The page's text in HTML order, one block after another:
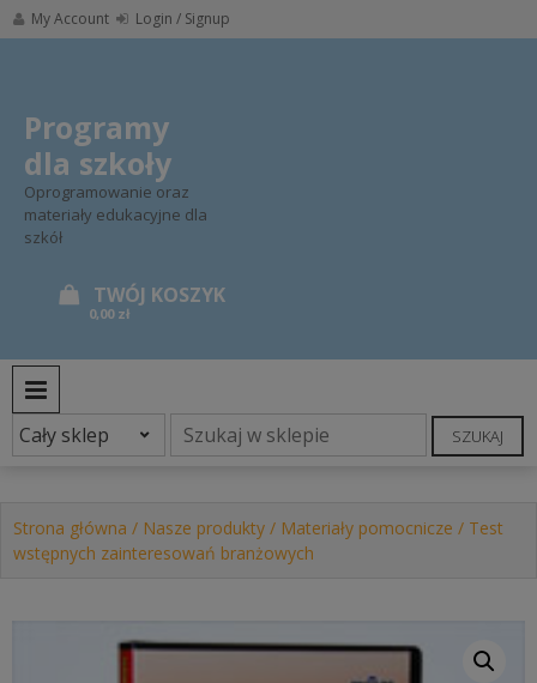
Skip
to
My Account Login / Signup
Programy
dla szkoły
Oprogramowanie oraz
materiały edukacyjne dla
szkół
0,00 zł
SZUKAJ
Strona główna / Nasze produkty / Materiały pomocnicze / Test
wstępnych zainteresowań branżowych